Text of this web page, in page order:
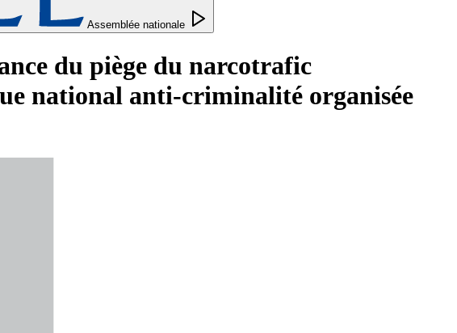
Assemblée nationale
du piège du narcotrafic
national anti-criminalité organisée